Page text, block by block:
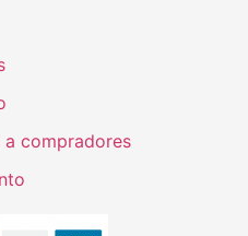
compradores